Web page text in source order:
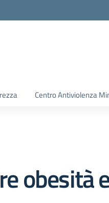
Centro Antiviolenza
obesità